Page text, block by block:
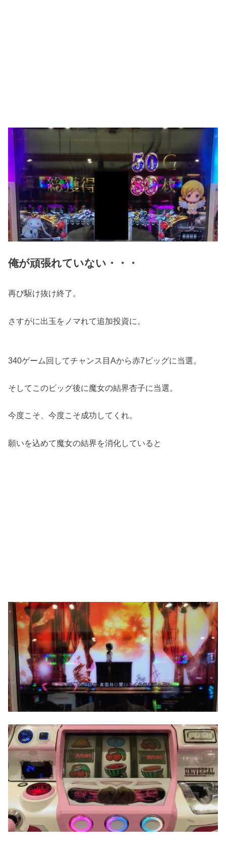
俺が頑張れていない・・・
再び駆け抜け終了。
さすがに出玉をノマれて追加投資に。
340ゲーム回してチャンス目Aから赤7ビッグに当選。
そしてこのビッグ後に魔女の結界杏子に当選。
今度こそ、今度こそ成功してくれ。
願いを込めて魔女の結界を消化していると